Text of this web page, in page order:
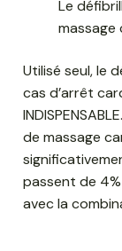
Le
massage
Utilisé seul, le
cas d’arrêt
de massage
passent de
avec la